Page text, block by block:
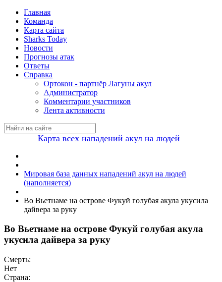
Главная
Команда
Карта сайта
Sharks Today
Новости
Прогнозы атак
Ответы
Справка
Ортокон - партнёр Лагуны акул
Администратор
Комментарии участников
Лента активности
Карта всех нападений акул на людей
Мировая база данных нападений акул на людей
(наполняется)
Во Вьетнаме на острове Фукуй голубая акула укусила
дайвера за руку
Во Вьетнаме на острове Фукуй голубая акула
укусила дайвера за руку
Смерть:
Нет
Страна: